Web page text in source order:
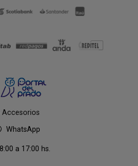
Accesorios
WhatsApp
a 17:00 hs.